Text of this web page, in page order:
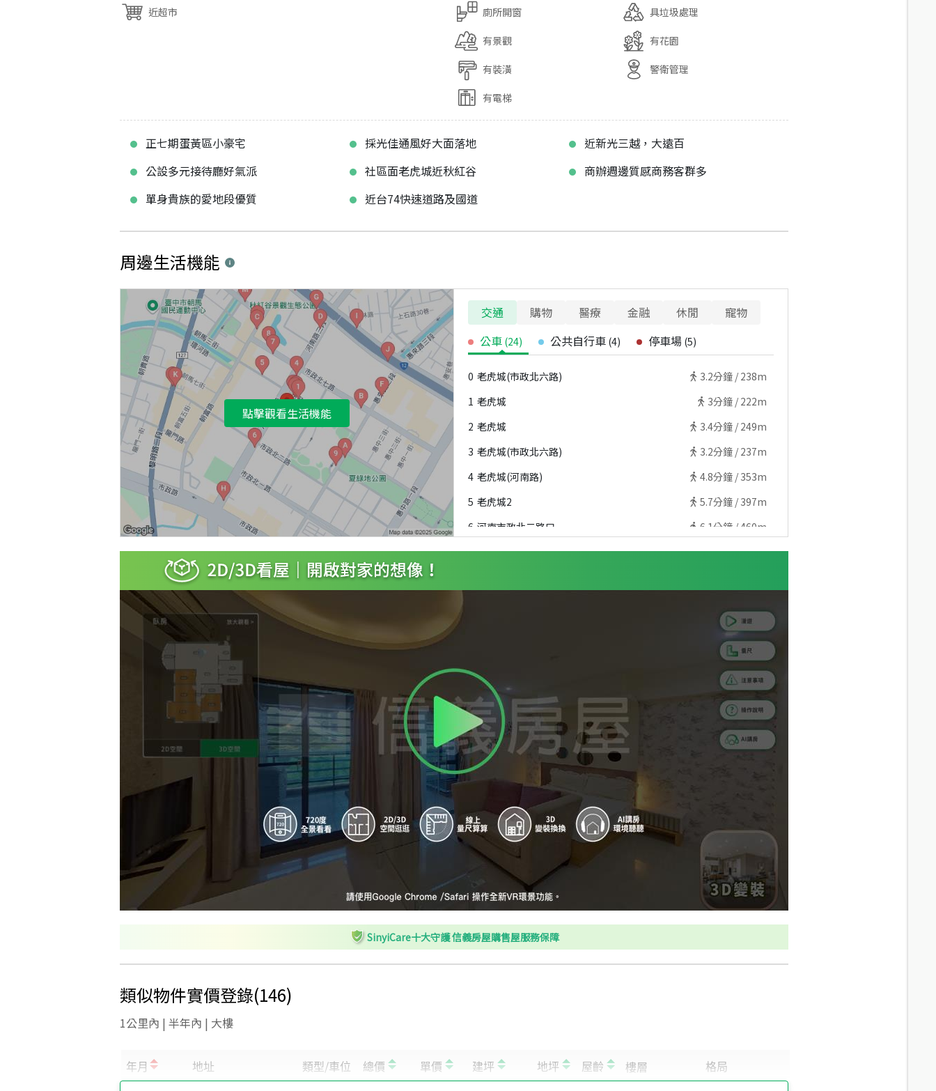
近超市 廁所開窗
有景觀
有裝潢
有電梯
具垃圾處理
有花園
警衛管理
正七期蛋黃區小豪宅 採光佳通風好大面落地
近新光三越，大遠百
公設多元接待廳好氣派
社區面老虎城近秋紅谷
商辦週邊質感商務客群多
單身貴族的愛地段優質
近台74快速道路及國道
周邊生活機能
點擊觀看生活機能
交通 購物 醫療 金融 休閒
寵物
公車 (24) 公共自行車 (4) 停車場 (5)
0 老虎城(市政北六路) 3.2分鐘 / 238m
1 老虎城 3分鐘 / 222m
2 老虎城 3.4分鐘 / 249m
3 老虎城(市政北六路) 3.2分鐘 / 237m
4 老虎城(河南路) 4.8分鐘 / 353m
5 老虎城2 5.7分鐘 / 397m
6 河南市政北二路口 6.1分鐘 / 460m
7 秋紅谷(市政北七路) 7分鐘 /494m
分鐘 /438m
分鐘 / 397m
C 朝馬轉運站(朝富路) 分鐘 / 653m
D 秋紅谷(河南路) 分鐘 /565m
E 朝馬轉運站(朝富路) 分鐘 /670m
F 新光三越(惠來路一) 分鐘 /515m
G
教師新村
河南市政路口
I 教師新村 分鐘 /771m
J 新光/遠百(專用道) 9.9 分鐘 / 688m
西屯區公所 11.8分鐘 /849m
L 西屯區公所 11.9
M 和欣朝馬轉運站 11.5分鐘 /809m
N 秋紅谷(朝陽橋) 11.2分鐘 /789m
SinyiCare十大守護 信義房屋購售屋服務保障
類似物件實價登錄(146)
1公里內 | 半年內 | 大樓